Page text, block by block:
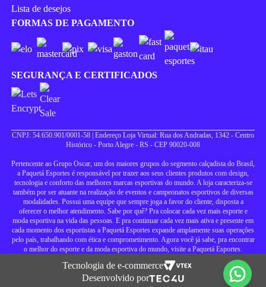
Lista de desejos
FORMAS DE PAGAMENTO
SEGURANÇA E CERTIFICADOS
CNPJ: 54.650.901/0001-58 | Endereço Loja Virtual: Rua dos Andradas, 1342 - Centro
Histórico - Porto Alegre - RS - CEP 90020-008
Pertencente ao Grupo Oscar, um dos maiores grupos do segmento calçadista do Brasil,
a Paquetá Esportes é responsável por trazer aos seus clientes produtos com design,
tecnologia e conforto das melhores marcas esportivas do mundo. A loja caracteriza-se
também por ser atuante na realização de eventos e campeonatos esportivos de diversas
modalidades. Possui uma equipe que sempre joga a favor do cliente, disposta a
oferecer o melhor atendimento. Sabe por quê? Pra colocar cada vez mais esporte e
moda esportiva na vida das pessoas. E pra continuar cada vez mais ativa e presente em
cada momento dos esportistas a Paquetá Esportes expande amplamente suas operações
pelo país, trabalhando com ética e comprometimento. Agora você já sabe, pra encontrar
o melhor do esporte e da moda esportiva do mundo, visite a Paquetá Esportes.
Tecnologia de e-commerce
Desenvolvido por